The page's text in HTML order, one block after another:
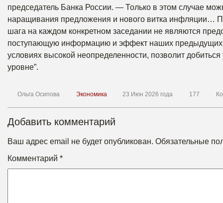
председатель Банка России. — Только в этом случае
наращивания предложения и нового витка инфляции…
шага на каждом конкретном заседании не являются
поступающую информацию и эффект наших предыдущих
условиях высокой неопределенности, позволит
уровне”.
Ольга Осипова Экономика 23 Июн 2026 года 177
Добавить комментарий
Ваш адрес email не будет опубликован. Обязательные
Комментарий *